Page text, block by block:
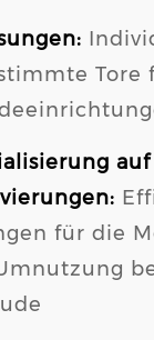
Tore
auf
für die